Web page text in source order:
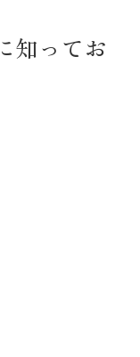
クポイント
のアドバイ
知ってお